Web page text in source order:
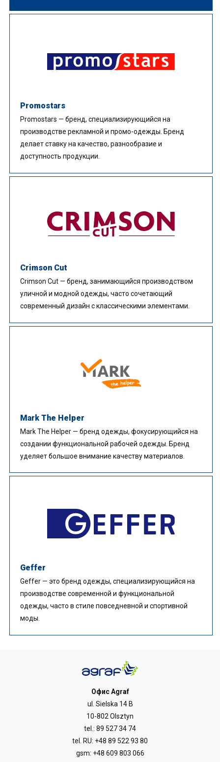
Promostars
Promostars — бренд, специализирующийся на
производстве рекламной и промо-одежды. Бренд
делает ставку на качество, разнообразие и
доступность продукции.
Crimson Cut
Crimson Cut — бренд, занимающийся производством
уличной и модной одежды, часто сочетающий
современный дизайн с классическими элементами.
Mark The Helper
Mark The Helper — бренд одежды, фокусирующийся на
создании функциональной рабочей одежды. Бренд
уделяет большое внимание качеству материалов.
Geffer
Geffer — это бренд одежды, специализирующийся на
производстве современной и функциональной
одежды, часто в стиле повседневной и спортивной
моды.
Офис Agraf
ul. Sielska 14 B
10-802 Olsztyn
tel.: 89 527 34 74
tel. RU: +48 89 522 93 80
gsm: +48 609 803 066